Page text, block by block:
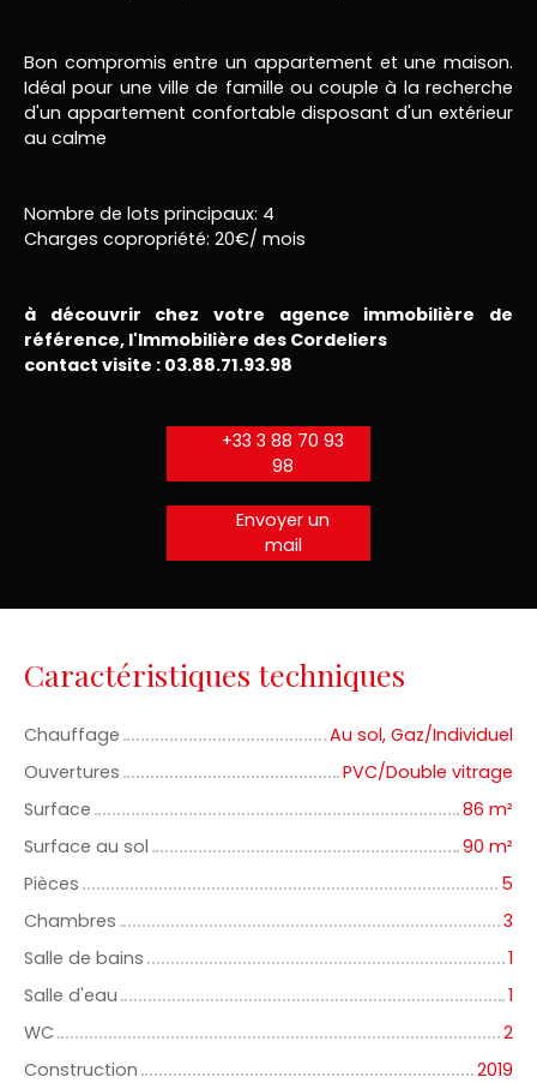
Bon compromis entre un appartement et une maison.
Idéal pour une ville de famille ou couple à la recherche
d'un appartement confortable disposant d'un extérieur
au calme
Nombre de lots principaux: 4
Charges copropriété: 20€/ mois
à découvrir chez votre agence immobilière de
référence, l'Immobilière des Cordeliers
contact visite : 03.88.71.93.98
+33 3 88 70 93
98
Envoyer un
mail
Caractéristiques techniques
Chauffage
Au sol, Gaz/Individuel
Ouvertures
PVC/Double vitrage
Surface
86 m²
Surface au sol
90 m²
Pièces
5
Chambres
3
Salle de bains
1
Salle d'eau
1
WC
2
Construction
2019